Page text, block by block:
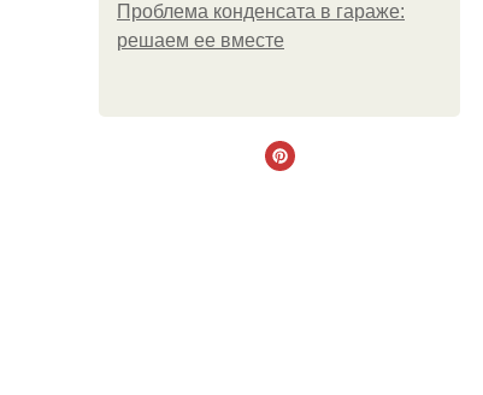
Проблема конденсата в гараже:
решаем ее вместе